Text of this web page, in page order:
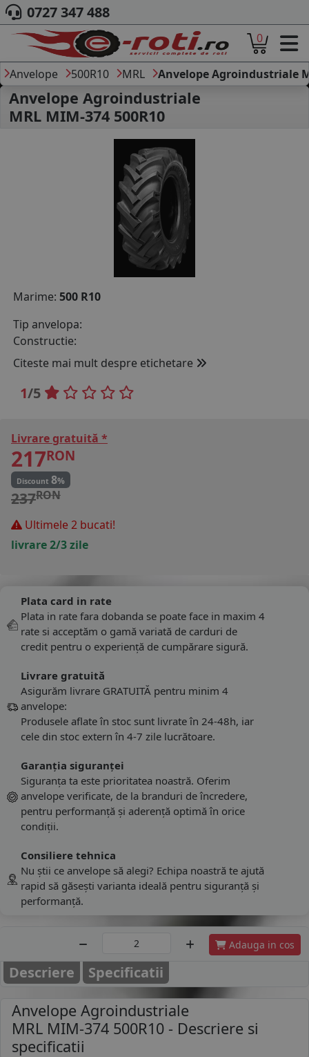
ACASA
DESPRE NOI
ANVELOPE
AUTO
CAMION
MOTO
AGROINDUSTRIALE
CAUTARE DUPA
DIMENSIUNI
PRODUCATORI ANVELOPE
MARCA AUTO
B2B - COLABORARE COMPANII
0727 347 488
0
Anvelope 500R10 MRL Anvelope Agroindustriale
Anvelope Agroindustriale
MRL MIM-374 500R10
Marime: 500 R10
Tip anvelopa:
Constructie:
Citeste mai mult despre etichetare
1/5
Livrare gratuită *
217RON
Discount 8%
237RON
Ultimele 2 bucati!
livrare 2/3 zile
Plata card in rate
Plata in rate fara dobanda se poate face in maxim 4
rate si acceptăm o gamă variată de carduri de
credit pentru o experiență de cumpărare sigură.
Livrare gratuită
Asigurăm livrare GRATUITĂ pentru minim 4
anvelope:
Produsele aflate în stoc sunt livrate în 24-48h, iar
cele din stoc extern în 4-7 zile lucrătoare.
Garanția siguranței
Siguranța ta este prioritatea noastră. Oferim
anvelope verificate, de la branduri de încredere,
pentru performanță și aderență optimă în orice
condiții.
Consiliere tehnica
Nu știi ce anvelope să alegi? Echipa noastră te ajută
rapid să găsești varianta ideală pentru siguranță și
performanță.
Adauga in cos
Descriere Specificatii
Anvelope Agroindustriale
MRL MIM-374 500R10 - Descriere si
specificatii